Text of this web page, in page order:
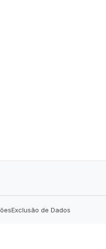
Exclusão de Dados